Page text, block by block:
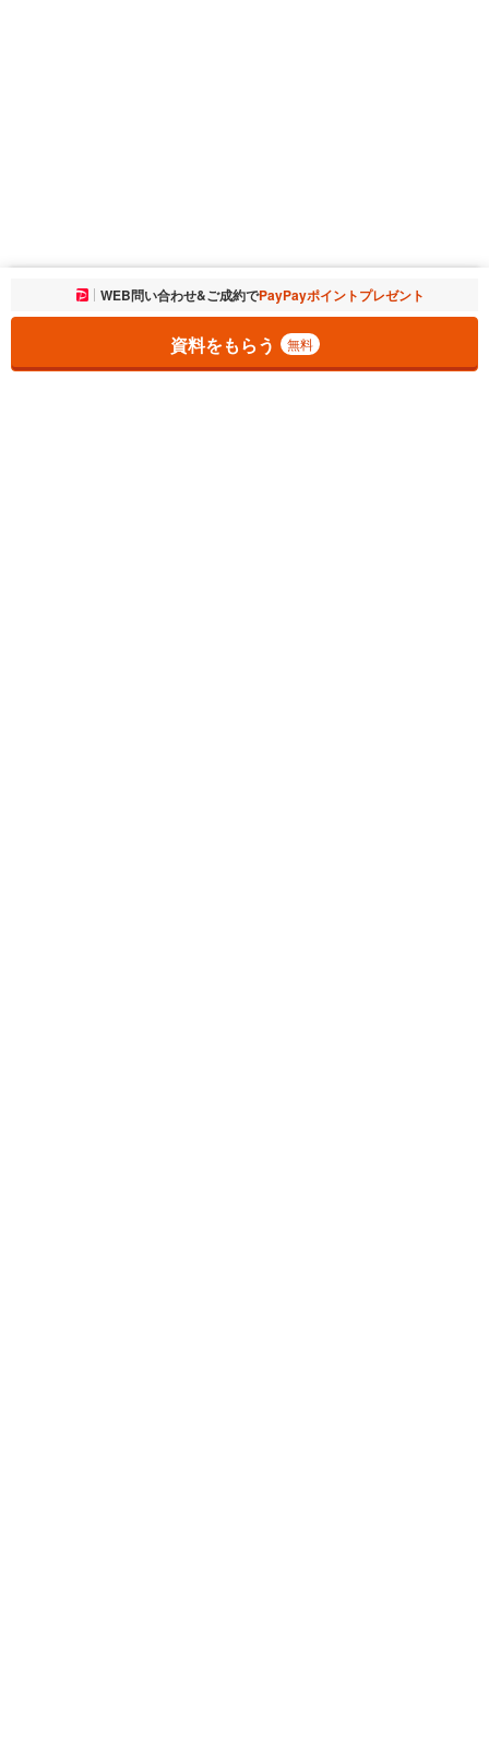
お気に入りに追加しました。 一覧を開く
WEB問い合わせ&ご成約でPayPayポイントプレゼント
資料をもらう 無料